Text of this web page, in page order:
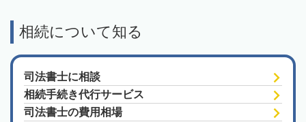
相続について知る
司法書士に相談
相続手続き代行サービス
司法書士の費用相場